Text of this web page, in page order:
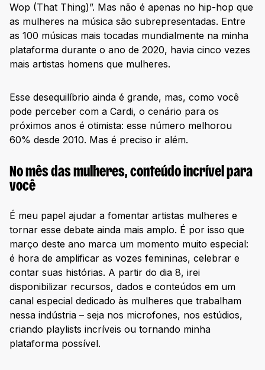
Wop (That Thing)”. Mas não é apenas no hip-hop que
as mulheres na música são subrepresentadas. Entre
as 100 músicas mais tocadas mundialmente na minha
plataforma durante o ano de 2020, havia cinco vezes
mais artistas homens que mulheres.
Esse desequilíbrio ainda é grande, mas, como você
pode perceber com a Cardi, o cenário para os
próximos anos é otimista: esse número melhorou
60% desde 2010. Mas é preciso ir além.
No mês das mulheres, conteúdo incrível para
você
É meu papel ajudar a fomentar artistas mulheres e
tornar esse debate ainda mais amplo. É por isso que
março deste ano marca um momento muito especial:
é hora de amplificar as vozes femininas, celebrar e
contar suas histórias. A partir do dia 8, irei
disponibilizar recursos, dados e conteúdos em um
canal especial dedicado às mulheres que trabalham
nessa indústria – seja nos microfones, nos estúdios,
criando playlists incríveis ou tornando minha
plataforma possível.